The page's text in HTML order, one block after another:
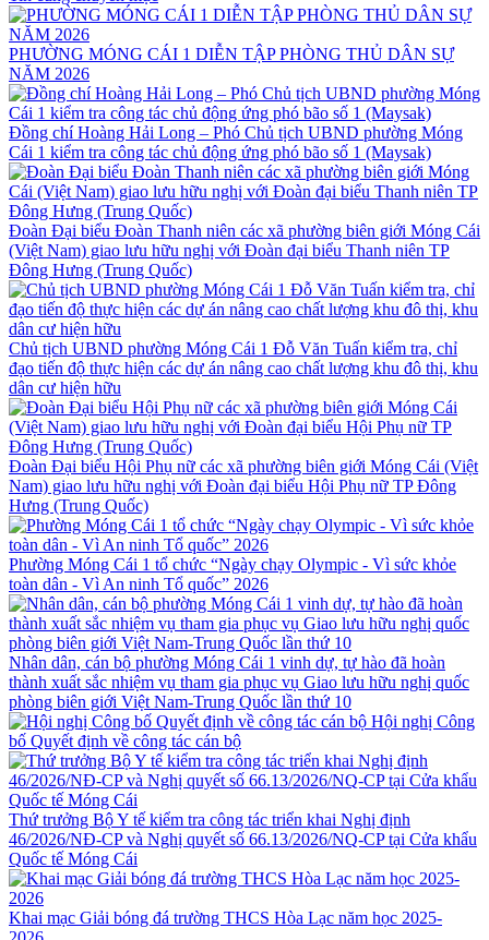
PHƯỜNG MÓNG CÁI 1 DIỄN TẬP PHÒNG THỦ DÂN SỰ
NĂM 2026
Đồng chí Hoàng Hải Long – Phó Chủ tịch UBND phường Móng
Cái 1 kiểm tra công tác chủ động ứng phó bão số 1 (Maysak)
Đoàn Đại biểu Đoàn Thanh niên các xã phường biên giới Móng Cái
(Việt Nam) giao lưu hữu nghị với Đoàn đại biểu Thanh niên TP
Đông Hưng (Trung Quốc)
Chủ tịch UBND phường Móng Cái 1 Đỗ Văn Tuấn kiểm tra, chỉ
đạo tiến độ thực hiện các dự án nâng cao chất lượng khu đô thị, khu
dân cư hiện hữu
Đoàn Đại biểu Hội Phụ nữ các xã phường biên giới Móng Cái (Việt
Nam) giao lưu hữu nghị với Đoàn đại biểu Hội Phụ nữ TP Đông
Hưng (Trung Quốc)
Phường Móng Cái 1 tổ chức “Ngày chạy Olympic - Vì sức khỏe
toàn dân - Vì An ninh Tổ quốc” 2026
Nhân dân, cán bộ phường Móng Cái 1 vinh dự, tự hào đã hoàn
thành xuất sắc nhiệm vụ tham gia phục vụ Giao lưu hữu nghị quốc
phòng biên giới Việt Nam-Trung Quốc lần thứ 10
Hội nghị Công
bố Quyết định về công tác cán bộ
Thứ trưởng Bộ Y tế kiểm tra công tác triển khai Nghị định
46/2026/NĐ-CP và Nghị quyết số 66.13/2026/NQ-CP tại Cửa khẩu
Quốc tế Móng Cái
Khai mạc Giải bóng đá trường THCS Hòa Lạc năm học 2025-